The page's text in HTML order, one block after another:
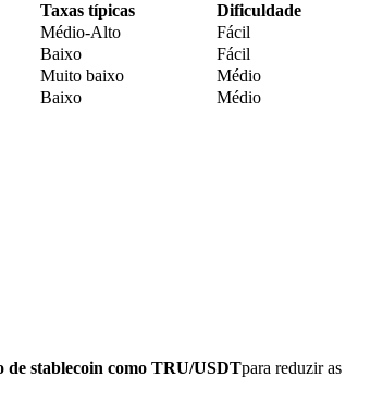
Taxas típicas
Dificuldade
Médio-Alto
Fácil
Baixo
Fácil
Muito baixo
Médio
Baixo Médio
de stablecoin como TRU/USDTpara reduzir as